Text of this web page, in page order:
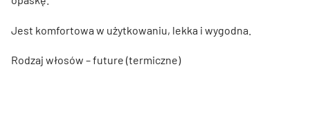
Jest komfortowa w użytkowaniu, lekka i wygodna.
Rodzaj włosów – future (termiczne)